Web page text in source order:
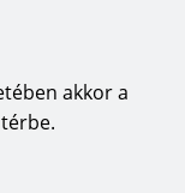
akkor a